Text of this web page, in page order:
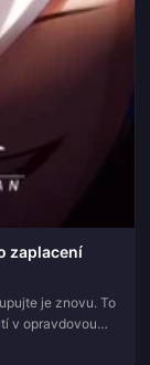
zaplacení
je znovu. To
v opravdovou